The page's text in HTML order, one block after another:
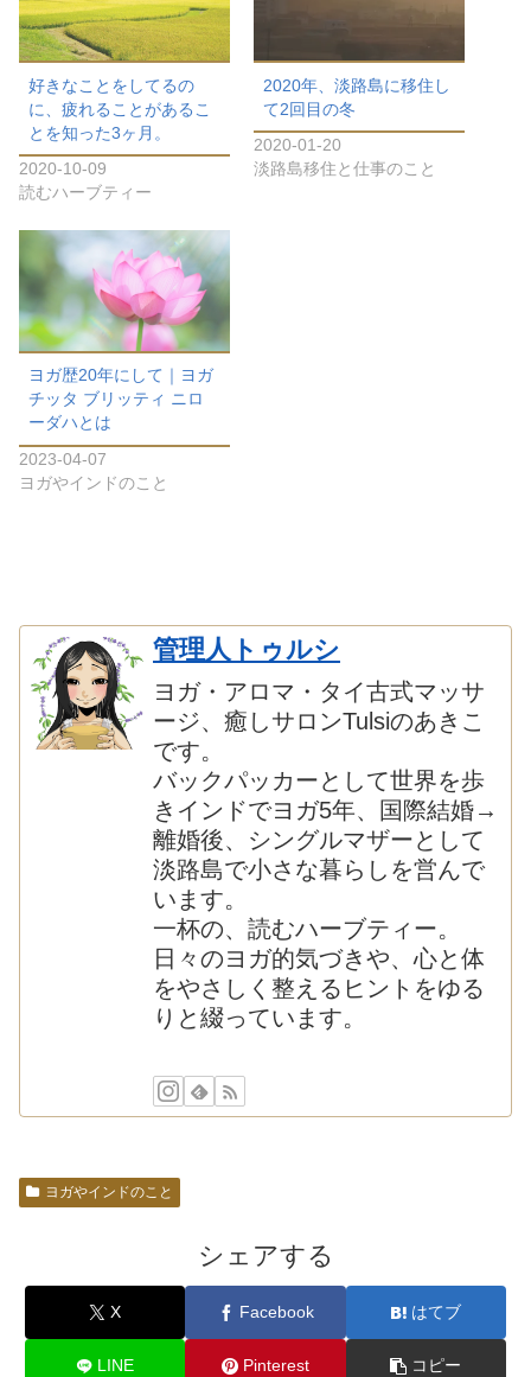
好きなことをしてるの
に、疲れることがあるこ
とを知った3ヶ月。
2020-10-09
読むハーブティー
2020年、淡路島に移住し
て2回目の冬
2020-01-20
淡路島移住と仕事のこと
ヨガ歴20年にして｜ヨガ
チッタ ブリッティ ニロ
ーダハとは
2023-04-07
ヨガやインドのこと
管理人トゥルシ
ヨガ・アロマ・タイ古式マッサ
ージ、癒しサロンTulsiのあきこ
です。
バックパッカーとして世界を歩
きインドでヨガ5年、国際結婚→
離婚後、シングルマザーとして
淡路島で小さな暮らしを営んで
います。
一杯の、読むハーブティー。
日々のヨガ的気づきや、心と体
をやさしく整えるヒントをゆる
りと綴っています。
ヨガやインドのこと
シェアする
X Facebook はてブ
LINE Pinterest コピー